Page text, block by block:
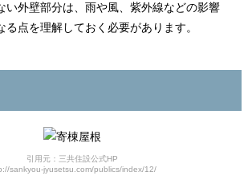
い外壁部分は、雨や風、紫外線などの影響
る点を理解しておく必要があります。
引用元：三共住設公式HP
sankyou-jyusetsu.com/publics/index/12/